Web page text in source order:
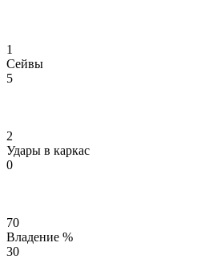
1
Сейвы
5
2
Удары в каркас
0
70
Владение %
30